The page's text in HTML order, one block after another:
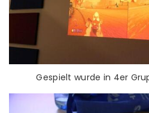
Gespielt wurde in 4er